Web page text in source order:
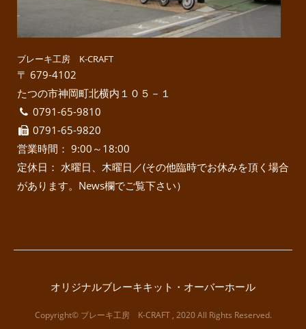
ブレーキ工房 K-CRAFT
〒 679-4102
たつの市神岡町北横内１０５－１
0791-65-9810
0791-65-9820
営業時間： 9:00～18:00
定休日： 水曜日、木曜日／(その他臨時でお休みを頂く場合
があります。News欄でご覧下さい）
オリジナルブレーキキット・オーバーホール
Copyright© ブレーキ工房 K-CRAFT , 2020 All Rights Reserved.